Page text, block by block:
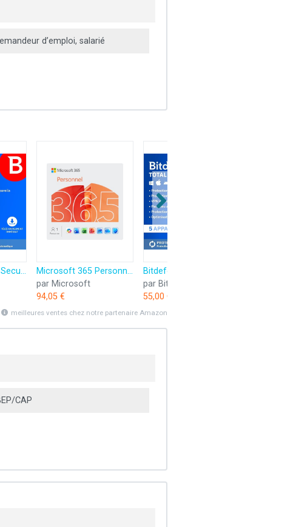
d’emploi, salarié
Bitdefender Total Security 2025 | 10 Appareils | 2 Ans | PC/Mac/iOS/Android | Code d’activation par email | Renouvellement Automatique
Microsoft 365 Personnel | 12 mois | 1 utilisateur | Applications Office avec IA | 1To de Stockage Onedrive | Abonnement Amazon avec renouvellement automatique
par Microsoft
94,05 €
par Bitdefender
55,00 €
meilleures ventes chez notre partenaire Amazon
CAP